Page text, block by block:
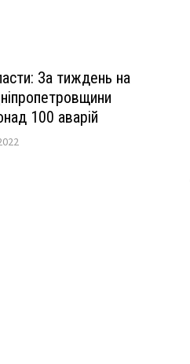
За тиждень на
100 аварій